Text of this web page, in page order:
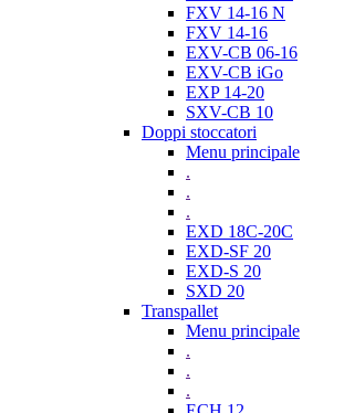
FXV 14-16 N
FXV 14-16
EXV-CB 06-16
EXV-CB iGo
EXP 14-20
SXV-CB 10
Doppi stoccatori
Menu principale
.
.
.
EXD 18C-20C
EXD-SF 20
EXD-S 20
SXD 20
Transpallet
Menu principale
.
.
.